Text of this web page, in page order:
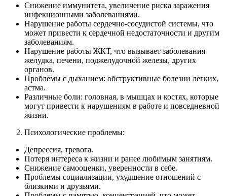
Снижение иммунитета, увеличение риска заражения
инфекционными заболеваниями.
Нарушение работы сердечно-сосудистой системы, что
может привести к сердечной недостаточности и другим
заболеваниям.
Нарушение работы ЖКТ, что вызывает заболевания
желудка, печени, поджелудочной железы, других
органов.
Проблемы с дыханием: обструктивные болезни легких,
астма.
Различные боли: головная, в мышцах и костях, которые
могут привести к нарушениям в работе и повседневной
жизни.
Психологические проблемы:
Депрессия, тревога.
Потеря интереса к жизни и ранее любимым занятиям.
Снижение самооценки, уверенности в себе.
Проблемы социализации, ухудшение отношений с
близкими и друзьями.